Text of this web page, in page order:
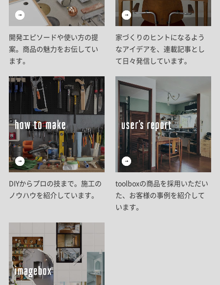
開発エピソードや使い方の提
案。商品の魅力をお伝してい
ます。
家づくりのヒントになるよう
なアイデアを、連載記事とし
て日々発信しています。
DIYからプロの技まで。施工の
ノウハウを紹介しています。
toolboxの商品を採用いただい
た、お客様の事例を紹介して
います。